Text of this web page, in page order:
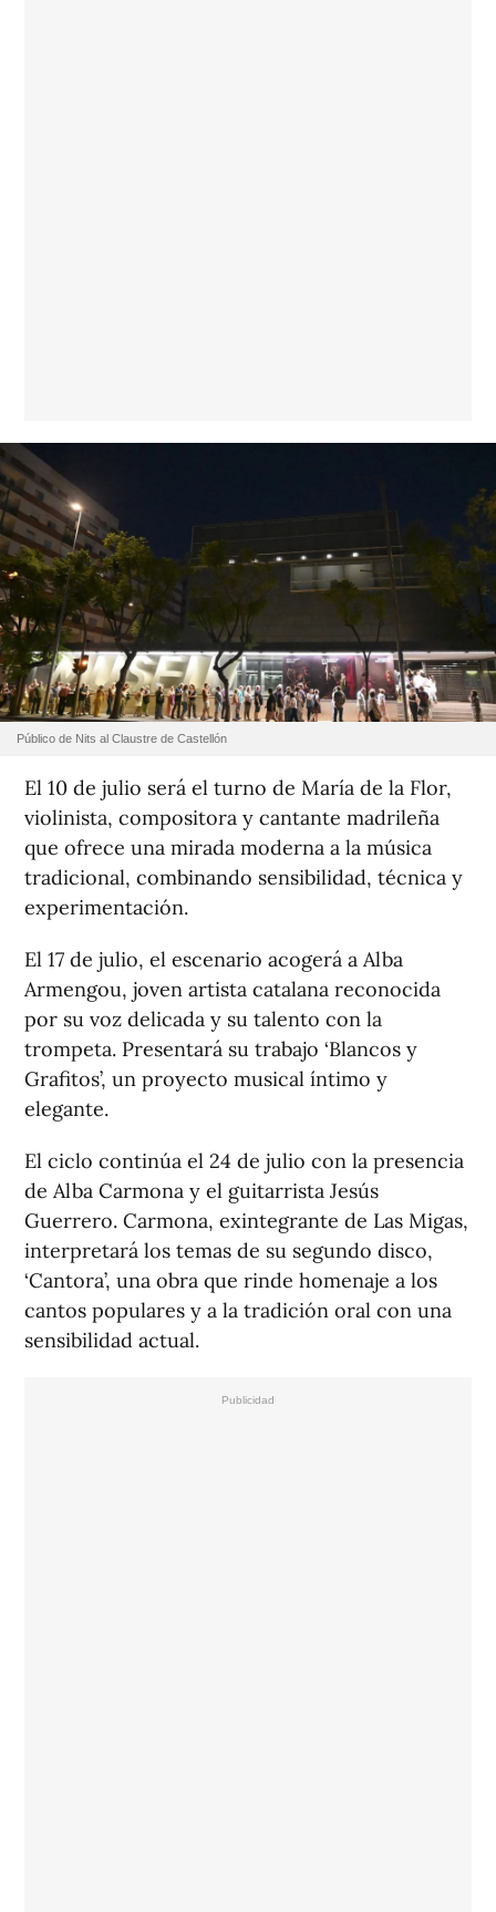
Público de Nits al Claustre de Castellón
El 10 de julio será el turno de María de la Flor,
violinista, compositora y cantante madrileña
que ofrece una mirada moderna a la música
tradicional, combinando sensibilidad, técnica y
experimentación.
El 17 de julio, el escenario acogerá a Alba
Armengou, joven artista catalana reconocida
por su voz delicada y su talento con la
trompeta. Presentará su trabajo ‘Blancos y
Grafitos’, un proyecto musical íntimo y
elegante.
El ciclo continúa el 24 de julio con la presencia
de Alba Carmona y el guitarrista Jesús
Guerrero. Carmona, exintegrante de Las Migas,
interpretará los temas de su segundo disco,
‘Cantora’, una obra que rinde homenaje a los
cantos populares y a la tradición oral con una
sensibilidad actual.